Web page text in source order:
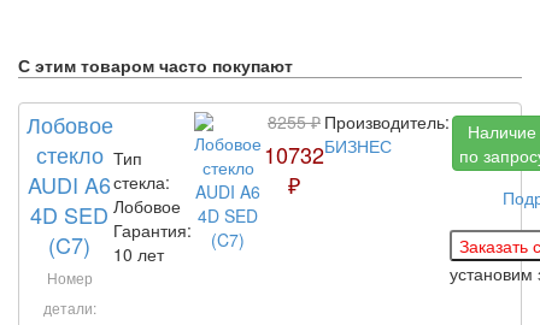
С этим товаром часто покупают
Лобовое
стекло
AUDI A6
4D SED
(C7)
Номер
детали:
Тип
стекла:
Лобовое
Гарантия:
10 лет
8255 ₽
10732
₽
Производитель:
БИЗНЕС
Наличие
по
установим